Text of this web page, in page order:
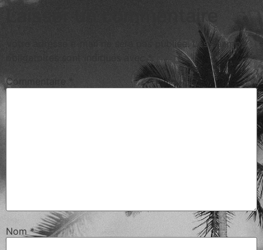
Laisser un commentaire
Votre adresse e-mail ne sera pas publiée.
Les champs
obligatoires sont indiqués avec
Commentaire
Nom*